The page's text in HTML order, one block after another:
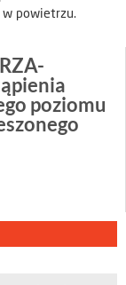
w powietrzu.
poziomu